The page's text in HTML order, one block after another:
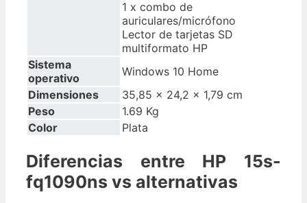
1 x combo de
auriculares/micrófono
Lector de tarjetas SD
multiformato HP
Sistema
operativo
Windows 10 Home
Dimensiones
35,85 x 24,2 x 1,79 cm
Peso
1.69 Kg
Color
Plata
Diferencias entre HP 15s-
fq1090ns vs alternativas